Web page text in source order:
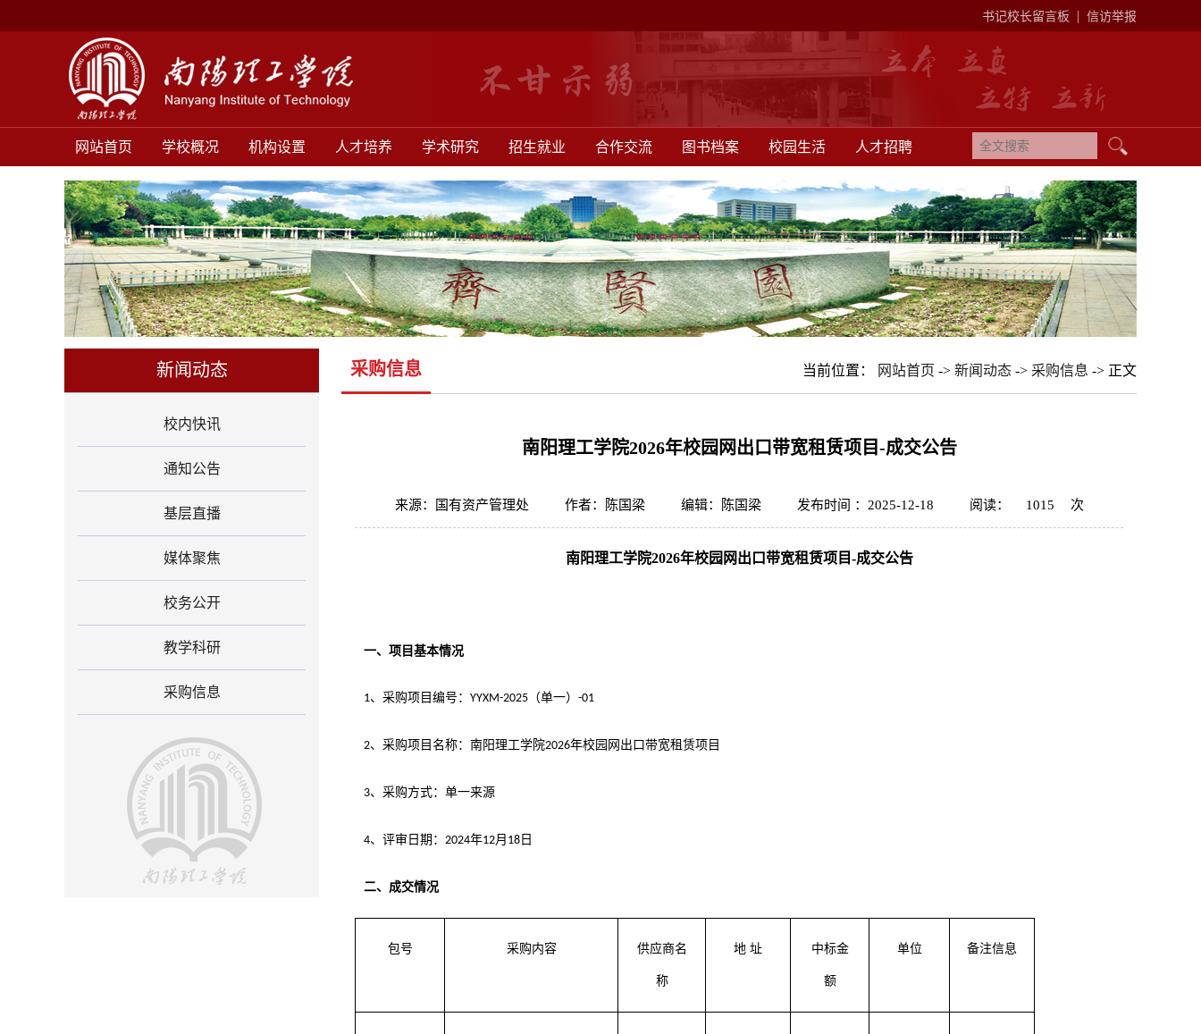
书记校长留言板 | 信访举报
网站首页 学校概况 机构设置 人才培养 学术研究 招生就业 合作交流 图书档案 校园生活 人才招聘
新闻动态
校内快讯
通知公告
基层直播
媒体聚焦
校务公开
教学科研
采购信息
当前位置： 网站首页 -> 新闻动态 -> 采购信息 -> 正文
采购信息
南阳理工学院2026年校园网出口带宽租赁项目-成交公告
来源：国有资产管理处 作者：陈国梁 编辑：陈国梁 发布时间 ：2025-12-18 阅读： 1015 次
南阳理工学院2026年校园网出口带宽租赁项目-成交公告
一、项目基本情况
1、采购项目编号： YYXM-2025 （单一） -01
2、采购项目名称： 南阳理工学院2026年校园网出口带宽租赁项目
3、采购方式：单一来源
4、评审日期： 2024年12月 18 日
二、成交情况
包号 采购内容 供应商名
称
地 址 中标金
额
单位 备注信息